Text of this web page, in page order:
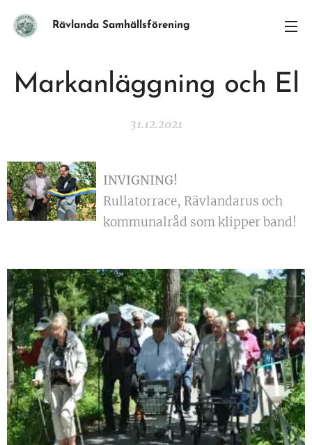
Rävlanda Samhällsförening
Markanläggning och El
31.12.2021
INVIGNING!
Rullatorrace, Rävlandarus och
kommunalråd som klipper band!